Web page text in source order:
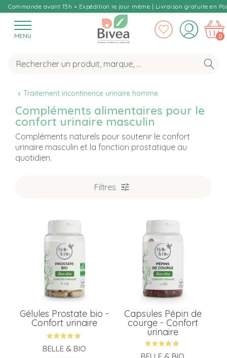
Commande avant 15h = Expédition le jour même | Livraison gratuite en
MENU 0
Traitement incontinence urinaire homme
Compléments alimentaires pour le
confort urinaire masculin
Compléments naturels pour soutenir le confort
urinaire masculin et la fonction prostatique au
quotidien.
Filtres
Gélules Prostate bio -
Confort urinaire
BELLE & BIO
Capsules Pépin de
courge - Confort
urinaire